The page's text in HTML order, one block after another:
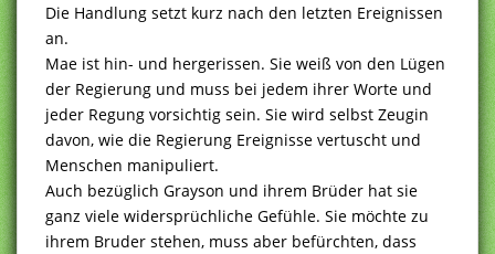
Die Handlung setzt kurz nach den letzten Ereignissen
an.
Mae ist hin- und hergerissen. Sie weiß von den Lügen
der Regierung und muss bei jedem ihrer Worte und
jeder Regung vorsichtig sein. Sie wird selbst Zeugin
davon, wie die Regierung Ereignisse vertuscht und
Menschen manipuliert.
Auch bezüglich Grayson und ihrem Brüder hat sie
ganz viele widersprüchliche Gefühle. Sie möchte zu
ihrem Bruder stehen, muss aber befürchten, dass